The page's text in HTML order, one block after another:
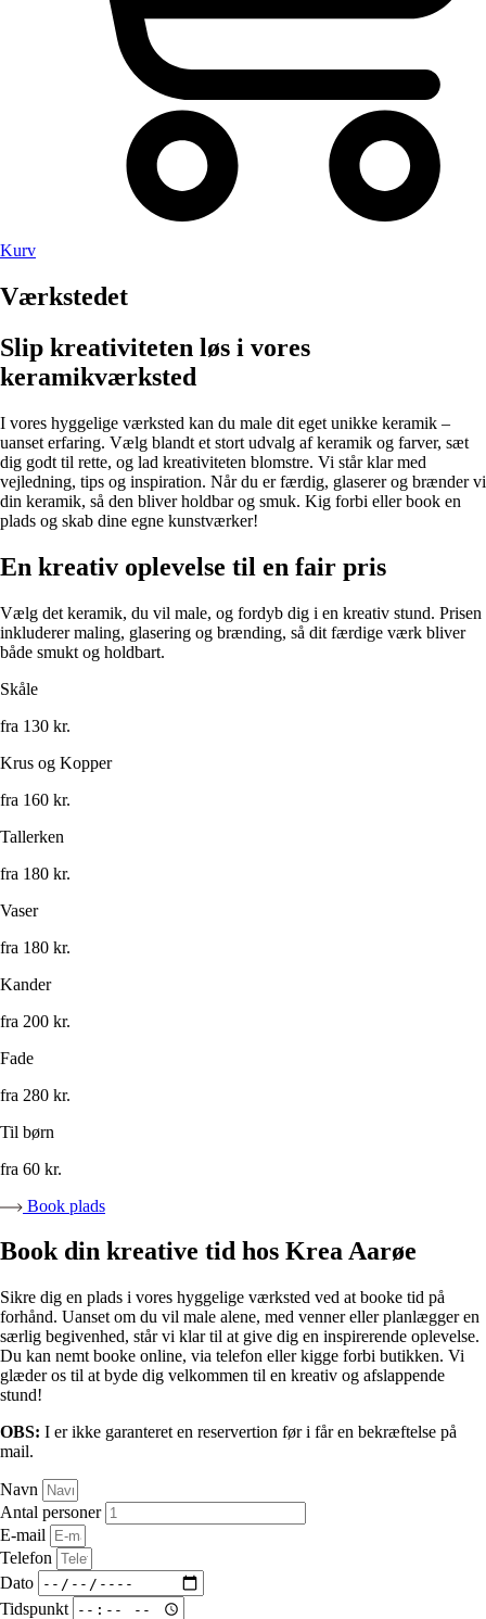
Kurv
Værkstedet
Slip kreativiteten løs i vores
keramikværksted
I vores hyggelige værksted kan du male dit eget unikke keramik –
uanset erfaring. Vælg blandt et stort udvalg af keramik og farver, sæt
dig godt til rette, og lad kreativiteten blomstre. Vi står klar med
vejledning, tips og inspiration. Når du er færdig, glaserer og brænder vi
din keramik, så den bliver holdbar og smuk. Kig forbi eller book en
plads og skab dine egne kunstværker!
En kreativ oplevelse til en fair pris
Vælg det keramik, du vil male, og fordyb dig i en kreativ stund. Prisen
inkluderer maling, glasering og brænding, så dit færdige værk bliver
både smukt og holdbart.
Skåle
fra 130 kr.
Krus og Kopper
fra 160 kr.
Tallerken
fra 180 kr.
Vaser
fra 180 kr.
Kander
fra 200 kr.
Fade
fra 280 kr.
Til børn
fra 60 kr.
Book plads
Book din kreative tid hos Krea Aarøe
Sikre dig en plads i vores hyggelige værksted ved at booke tid på
forhånd. Uanset om du vil male alene, med venner eller planlægger en
særlig begivenhed, står vi klar til at give dig en inspirerende oplevelse.
Du kan nemt booke online, via telefon eller kigge forbi butikken. Vi
glæder os til at byde dig velkommen til en kreativ og afslappende
stund!
OBS: I er ikke garanteret en reservertion før i får en bekræftelse på
mail.
Navn
Antal personer
E-mail
Telefon
Dato
Tidspunkt